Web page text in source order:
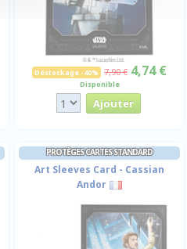
Déstockage -40% 7,90 € 4,74 €
Disponible
PROTÈGES CARTES STANDARD
Art Sleeves Card - Cassian
Andor